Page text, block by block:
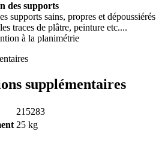
des supports
supports sains, propres et dépoussiérés
traces de plâtre, peinture etc....
à la planimétrie
supplémentaires
215283
25 kg